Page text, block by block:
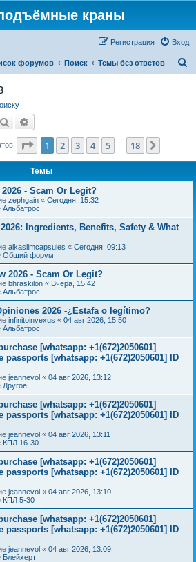
краны
Вход
Регистрация
форумов Поиск Темы без ответов
Поиск
Страница из 18
1 2 3 4 5 18
Темы
- Scam Or Legit?
zephgain « Сегодня, 15:32
Альбатрос
Ingredients, Benefits, Safety & What
alkaslimcapsules « Сегодня, 09:13
Общий форум
2026 - Scam Or Legit?
bhraskilon « Вчера, 15:42
Альбатрос
2026 -¿Estafa o legítimo?
infinitoinvexus « 04 авг 2026, 15:50
Альбатрос
[whatsapp: +1(672)2050601]
passports [whatsapp: +1(672)2050601] ID
jeannevol « 04 авг 2026, 13:12
Другое
[whatsapp: +1(672)2050601]
passports [whatsapp: +1(672)2050601] ID
jeannevol « 04 авг 2026, 13:11
КПЛ 16-30
[whatsapp: +1(672)2050601]
passports [whatsapp: +1(672)2050601] ID
jeannevol « 04 авг 2026, 13:10
КПЛ 5-30
[whatsapp: +1(672)2050601]
passports [whatsapp: +1(672)2050601] ID
jeannevol « 04 авг 2026, 13:09
Блейхерт